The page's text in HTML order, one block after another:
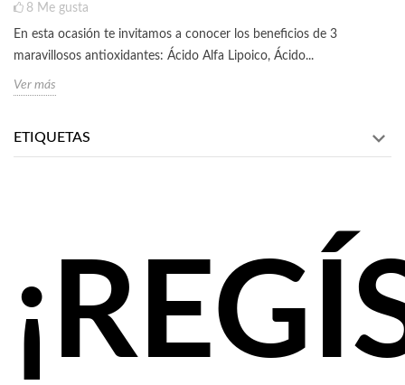
8 Me gusta
En esta ocasión te invitamos a conocer los beneficios de 3
maravillosos antioxidantes: Ácido Alfa Lipoico, Ácido...
Ver más
ETIQUETAS